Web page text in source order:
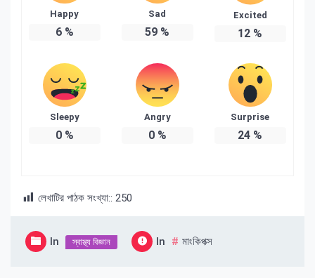
Happy
6%
Sad
59 %
Excited
12 %
Sleepy
0%
Angry
0%
Surprise
24 %
লেখাটির পাঠক সংখ্যা:: 250
In স্বাস্থ্য বিজ্ঞান In মাংকিপক্স